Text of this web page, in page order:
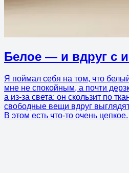
Белое — и вдруг с
Я поймал себя на том, что
мне не спокойным, а почти
а из-за света: он скользит по
свободные вещи вдруг
В этом есть что-то очень цепкое.